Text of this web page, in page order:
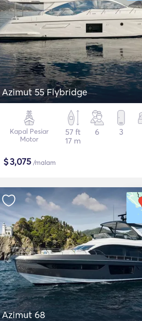
Azimut 55 Flybridge
Kapal Pesiar
Motor
57 ft
17 m
6 3
$3,075 /malam
Azimut 68